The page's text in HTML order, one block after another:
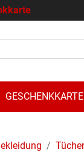
GESCHENKKARTE